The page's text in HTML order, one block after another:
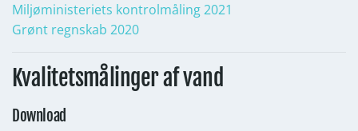
Miljøministeriets kontrolmåling 2021
Grønt regnskab 2020
Kvalitetsmålinger af vand
Download